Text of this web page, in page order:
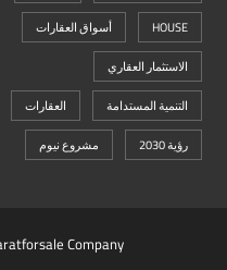
HOUSE
أسواق العقارات
الاستثمار العقاري
التنمية المستدامة
العقارات
رؤية 2030
مشروع نيوم
Company